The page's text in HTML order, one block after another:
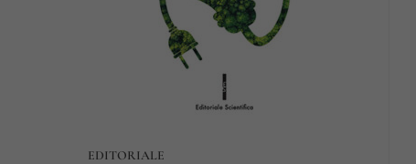
EDITORIALE